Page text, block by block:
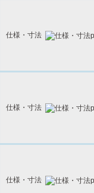
仕様・寸法
仕様・寸法
仕様・寸法